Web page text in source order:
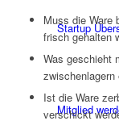
Startup
Mitglied
Muss die Ware
frisch gehalten
Was geschieht
zwischenlagern
Ist die Ware
verschickt